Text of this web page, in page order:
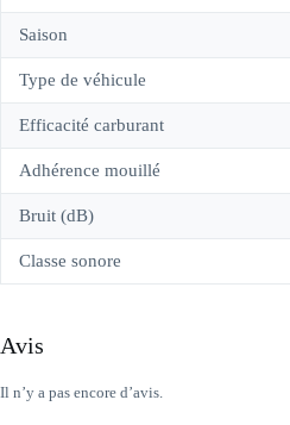
Saison
Type de véhicule
Efficacité carburant
Adhérence mouillé
Bruit (dB)
Classe sonore
Avis
Il n’y a pas encore d’avis.